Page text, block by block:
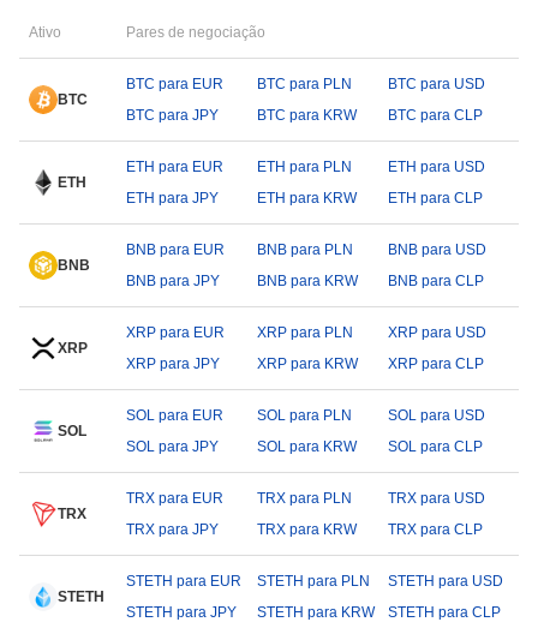
Ativo Pares de negociação
BTC
BTC para EUR BTC para PLN
BTC para USD
BTC para JPY
BTC para KRW BTC para CLP
ETH
ETH para EUR ETH para PLN
ETH para USD
ETH para JPY
ETH para KRW ETH para CLP
BNB
BNB para EUR BNB para PLN
BNB para USD
BNB para JPY
BNB para KRW BNB para CLP
XRP
XRP para EUR XRP para PLN
XRP para USD
XRP para JPY
XRP para KRW XRP para CLP
SOL
SOL para EUR SOL para PLN
SOL para USD
SOL para JPY
SOL para KRW SOL para CLP
TRX
TRX para EUR TRX para PLN
TRX para USD
TRX para JPY
TRX para KRW TRX para CLP
STETH
STETH para EUR STETH para PLN
STETH para USD
STETH para JPY
STETH para KRW STETH para CLP